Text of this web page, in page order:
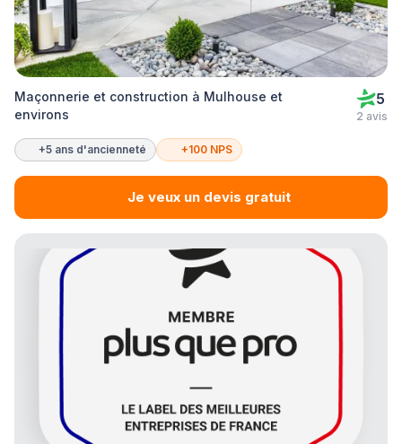
Maçonnerie et construction à Mulhouse et
environs
5
2 avis
+5 ans d'ancienneté +100 NPS
Je veux un devis gratuit